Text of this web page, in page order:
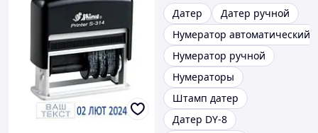
Датер
Датер ручной
Нумератор автоматический
Нумератор ручной
Нумераторы
Штамп датер
Датер DY-8